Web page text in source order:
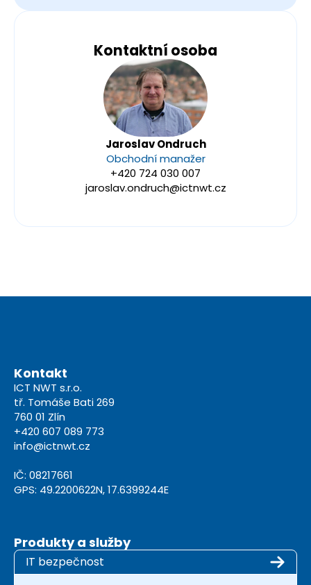
Kontaktní osoba
Jaroslav Ondruch
Obchodní manažer
+420 724 030 007
jaroslav.ondruch@ictnwt.cz
Kontakt
ICT NWT s.r.o.
tř. Tomáše Bati 269
760 01 Zlín
+420 607 089 773
info@ictnwt.cz
IČ: 08217661
GPS: 49.2200622N, 17.6399244E
Produkty a služby
IT bezpečnost